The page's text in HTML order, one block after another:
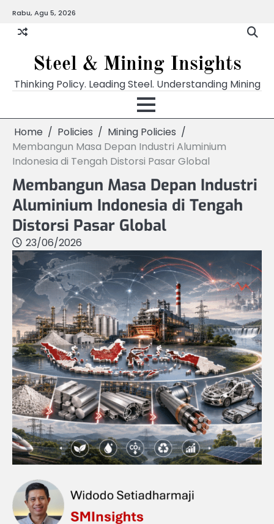
content
Rabu, Agu 5, 2026
Steel & Mining Insights
Thinking Policy. Leading Steel. Understanding Mining
Home Policies
Mining Policies
Membangun Masa Depan Industri Aluminium
Indonesia di Tengah Distorsi Pasar Global
Membangun Masa Depan Industri
Aluminium Indonesia di Tengah
Distorsi Pasar Global
23/06/2026